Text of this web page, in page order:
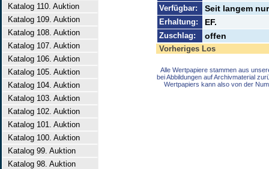
Katalog 110. Auktion
Katalog 109. Auktion
Katalog 108. Auktion
Katalog 107. Auktion
Katalog 106. Auktion
Katalog 105. Auktion
Katalog 104. Auktion
Katalog 103. Auktion
Katalog 102. Auktion
Katalog 101. Auktion
Katalog 100. Auktion
Katalog 99. Auktion
Katalog 98. Auktion
Verfügbar: Seit langem
Erhaltung: EF.
Zuschlag: offen
Vorheriges Los
Alle Wertpapiere stammen aus
bei Abbildungen auf Archivmaterial
Wertpapiers kann also von der